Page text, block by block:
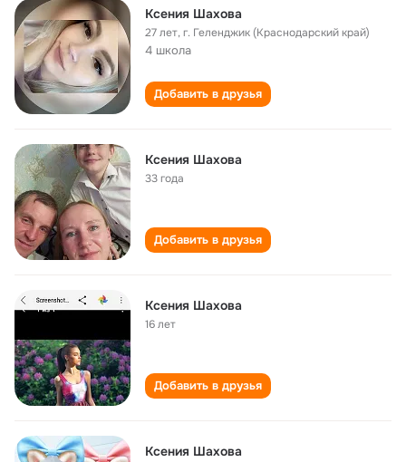
Ксения Шахова
27 лет,г. Геленджик (Краснодарский край)
4 школа
Добавить в друзья
Ксения Шахова
33 года
Добавить в друзья
Ксения Шахова
16 лет
Добавить в друзья
Ксения Шахова